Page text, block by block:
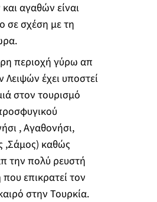
αγαθών είναι
σε σχέση με τη
περιοχή γύρω απ
Λειψών έχει υποστεί
στον τουρισμό
, Αγαθονήσι,
,Σάμος) καθώς
την πολύ ρευστή
επικρατεί τον
στην Τουρκία.